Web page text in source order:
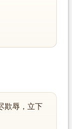
欺辱，立下